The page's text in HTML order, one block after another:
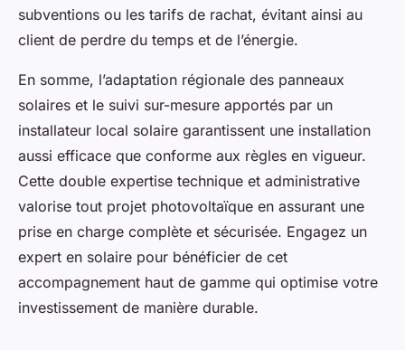
subventions ou les tarifs de rachat, évitant ainsi au
client de perdre du temps et de l’énergie.
En somme, l’adaptation régionale des panneaux
solaires et le suivi sur-mesure apportés par un
installateur local solaire garantissent une installation
aussi efficace que conforme aux règles en vigueur.
Cette double expertise technique et administrative
valorise tout projet photovoltaïque en assurant une
prise en charge complète et sécurisée. Engagez un
expert en solaire pour bénéficier de cet
accompagnement haut de gamme qui optimise votre
investissement de manière durable.